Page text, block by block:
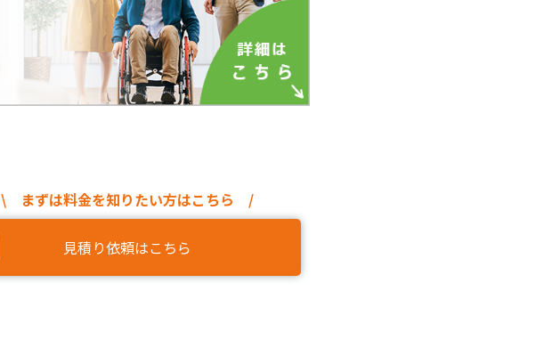
\ まずは料金を知りたい方はこちら /
見積り依頼はこちら